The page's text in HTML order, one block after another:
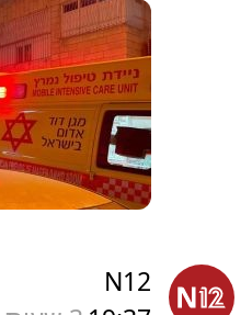
N12